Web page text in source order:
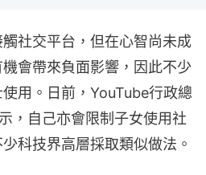
社交平台，但在心智尚未成
會帶來負面影響，因此不少
用。日前，YouTube行政總
，自己亦會限制子女使用社
科技界高層採取類似做法。